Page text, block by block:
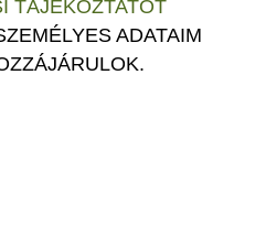
TÁJÉKOZTATÓT
ADATAIM